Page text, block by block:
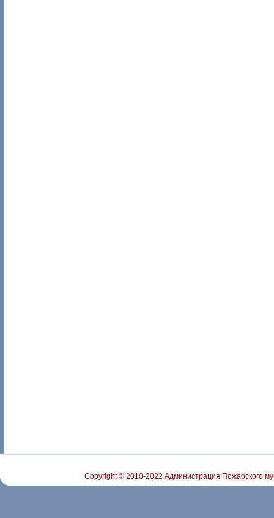
Copyright © 2010-2022 Администрация Пожарского